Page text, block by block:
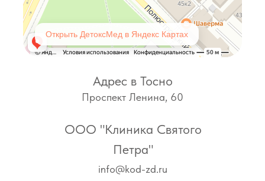
Открыть ДетоксМед в Яндекс Картах
info@kod-zd.ru
Проспект Ленина, 60
ООО "Клиника Святого
Петра"
Адрес в Тосно